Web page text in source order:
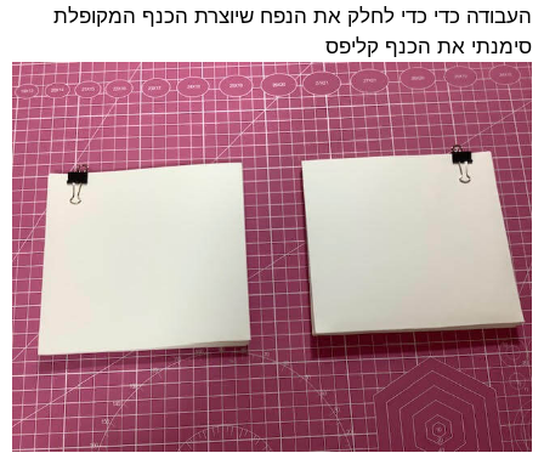
העבודה כדי כדי לחלק את הנפח שיוצרת הכנף המקופלת
סימנתי את הכנף קליפס